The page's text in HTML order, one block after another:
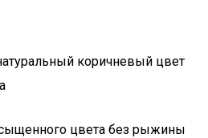
коричневый цвет
цвета без рыжины